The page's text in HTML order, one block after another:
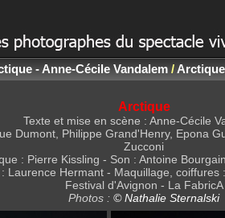
- Anne-Cécile Vandalem/
Arctique
Texte et mise en scène : Anne-Cécile
Dumont, Philippe Grand'Henry, Epona
Zucconi
: Pierre Kissling - Son : Antoine
Laurence Hermant - Maquillage,
Festival d'Avignon - La FabricA
Photos : © Nathalie Sternalski